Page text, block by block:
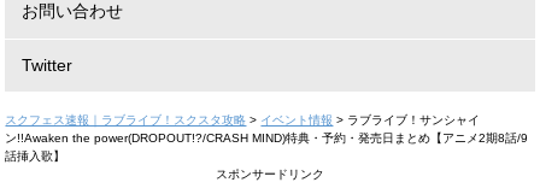
お問い合わせ
Twitter
スクフェス速報｜ラブライブ！スクスタ攻略 > イベント情報 > ラブライブ！サンシャイ
ン!!Awaken the power(DROPOUT!?/CRASH MIND)特典・予約・発売日まとめ【アニメ2期8話/9
話挿入歌】
スポンサードリンク